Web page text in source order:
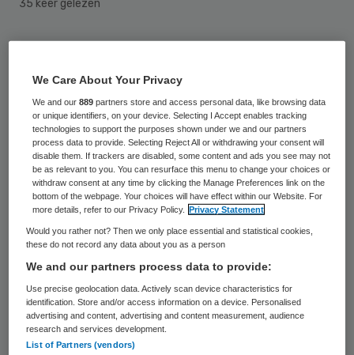
35 keer gelezen
Tuitjenhorn overleed doordat huisarts Nico
Tromp te veel morfine en dormicum inspoot.
Dat zei anesthesioloog en pijnbestrijder
Kees Besse van het Radboudumc vrijdag
voor de Raad van State. Vak-nieuwssite
Arts in Spe deed verslag.
Echtgenote Anneke Tromp van de overleden
huisarts en de Inspectie voor de
Gezondheidszorg (IGZ) stonden vrijdag
tegenover elkaar voor de Raad van State.
Tromp was in hoger beroep gegaan nadat
de bestuursrechter in juli 2015 had
We Care About Your Privacy
We and our889 partners store and access personal data, like browsing data
or unique identifiers, on your device. Selecting I Accept enables tracking
technologies to support the purposes shown under we and our partners
process data to provide. Selecting Reject All or withdrawing your consent will
disable them. If trackers are disabled, some content and ads you see may not
be as relevant to you. You can resurface this menu to change your choices or
withdraw consent at any time by clicking the Manage Preferences link on the
bottom of the webpage. Your choices will have effect within our Website. For
more details, refer to our Privacy Policy.
Privacy Statement
Would you rather not? Then we only place essential and statistical cookies,
these do not record any data about you as a person
We and our partners process data to provide:
Use precise geolocation data. Actively scan device characteristics for
identification. Store and/or access information on a device. Personalised
advertising and content, advertising and content measurement, audience
research and services development.
List of Partners (vendors)